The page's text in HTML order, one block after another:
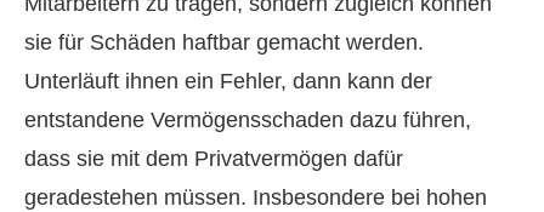
sie für Schäden haftbar gemacht werden.
Unterläuft ihnen ein Fehler, dann kann der
entstandene Vermögensschaden dazu führen,
dass sie mit dem Privatvermögen dafür
geradestehen müssen. Insbesondere bei hohen